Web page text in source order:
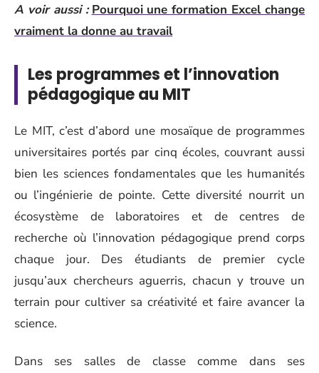
A voir aussi : Pourquoi une formation Excel change
vraiment la donne au travail
Les programmes et l’innovation
pédagogique au MIT
Le MIT, c’est d’abord une mosaïque de programmes
universitaires portés par cinq écoles, couvrant aussi
bien les sciences fondamentales que les humanités
ou l’ingénierie de pointe. Cette diversité nourrit un
écosystème de laboratoires et de centres de
recherche où l’innovation pédagogique prend corps
chaque jour. Des étudiants de premier cycle
jusqu’aux chercheurs aguerris, chacun y trouve un
terrain pour cultiver sa créativité et faire avancer la
science.
Dans ses salles de classe comme dans ses